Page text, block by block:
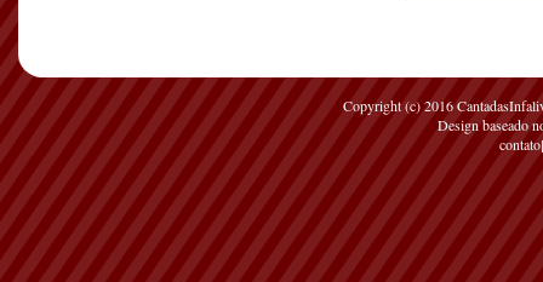
Copyright (c) 2016
Design baseado